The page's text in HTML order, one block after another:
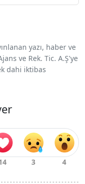
yazı, haber ve
ve Rek. Tic. A.Ş'ye
dahi iktibas